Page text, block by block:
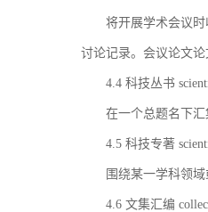
将开展学术会议
讨论记录。会议论文
4.4 科技丛书
在一个总题名下
4.5 科技专著
围绕某一学科领
4.6 文集汇编